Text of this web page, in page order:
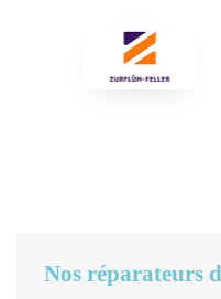
Nos réparateurs